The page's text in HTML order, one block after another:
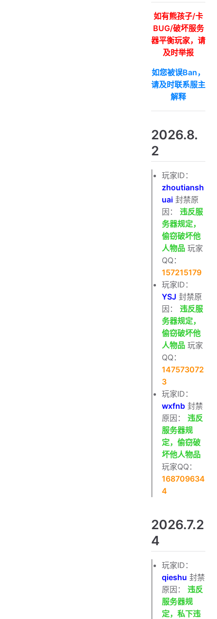
2025.7.16
2025.7.8
2025.7.6
2025.6.29
2025.6.23
2025.4.4
2025.3.13
2025.2.9
2025.2.6
2025.2.1
2025.1.30
2025.1.28
2025.1.22
2025.1.3
2024.10.17
2024.9.10
2024.8.27
2024.8.24
2024.8.22
2024.8.12
2024.8.8
2024.8.8
2024.8.2
2024.8.1
2024.7.29
2024.7.26
2024.7.22
2024.7.19
2024.7.18
2024.6.23
如有熊孩子/卡
BUG/破坏服务
器平衡玩家，请
及时举报
如您被误Ban，
请及时联系服主
解释
2026.8.
2
玩家ID：
zhoutiansh
uai 封禁原
因：违反服
务器规定，
偷窃破坏他
人物品 玩家
QQ：
157215179
玩家ID：
YSJ 封禁原
因：违反服
务器规定，
偷窃破坏他
人物品 玩家
QQ：
147573072
3
玩家ID：
wxfnb 封禁
原因：违反
服务器规
定，偷窃破
坏他人物品
玩家QQ：
168709634
4
2026.7.2
4
玩家ID：
qieshu 封禁
原因：违反
服务器规
定，私下违